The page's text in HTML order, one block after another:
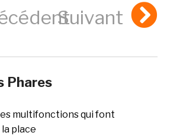
Suivant
Phares
multifonctions qui font
place